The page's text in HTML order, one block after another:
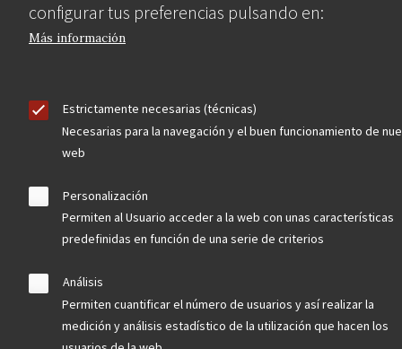
configurar tus preferencias pulsando en:
Más información
Estrictamente necesarias (técnicas)
Necesarias para la navegación y el buen funcionamiento de
web
Personalización
Permiten al Usuario acceder a la web con unas características
predefinidas en función de una serie de criterios
Análisis
Permiten cuantificar el número de usuarios y así realizar la
medición y análisis estadístico de la utilización que hacen los